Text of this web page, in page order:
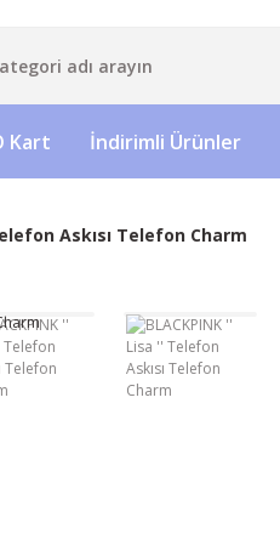
Kart İndirimli Ürünler
Askısı Telefon Charm